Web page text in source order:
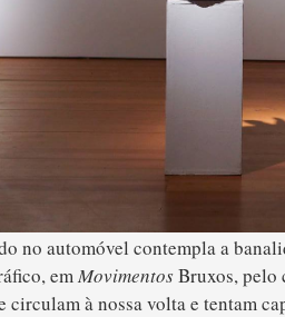
no automóvel contempla a
emMovimentosBruxos, pelo
à nossa volta e tentam